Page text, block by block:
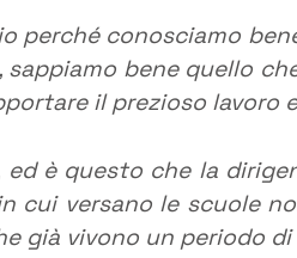
perché conosciamo
sappiamo bene quello
il prezioso lavoro
è questo che la
cui versano le scuole
già vivono un periodo